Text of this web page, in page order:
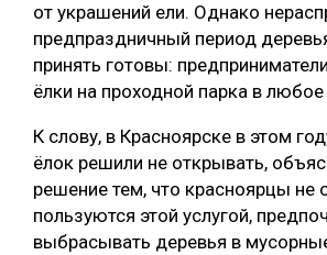
от украшений ели. Однако
предпраздничный период
принять готовы:
ёлки на проходной парка в
К слову, в Красноярске в этом
ёлок решили не открывать,
решение тем, что красноярцы не
пользуются этой услугой,
выбрасывать деревья в